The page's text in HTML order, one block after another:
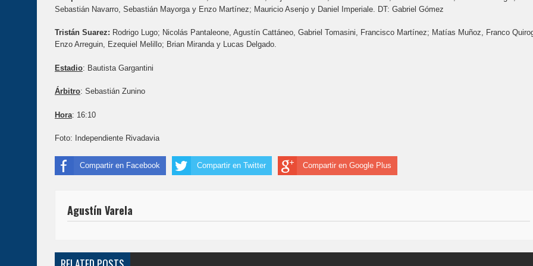
Sebastián Navarro, Sebastián Mayorga y Enzo Martínez; Mauricio Asenjo y Daniel Imperiale. DT: Gabriel Gómez
Tristán Suarez: Rodrigo Lugo; Nicolás Pantaleone, Agustín Cattáneo, Gabriel Tomasini, Francisco Martínez; Matías Muñoz, Franco
Enzo Arreguin, Ezequiel Melillo; Brian Miranda y Lucas Delgado.
Estadio: Bautista Gargantini
Árbitro: Sebastián Zunino
Hora: 16:10
Foto: Independiente Rivadavia
Compartir en Facebook Compartir en Twitter Compartir en Google Plus
Agustín Varela